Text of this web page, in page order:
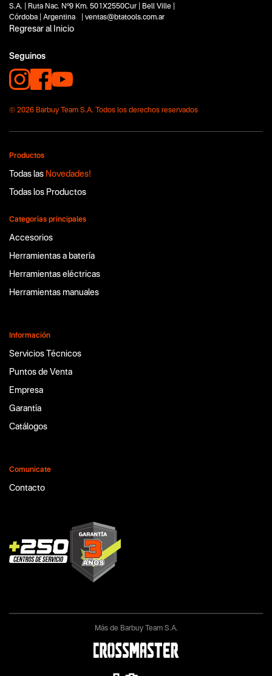
S.A. | Ruta Nac. Nº9 Km. 501X2550Cur | Bell Ville |
Córdoba | Argentina | ventas@btatools.com.ar
Regresar al Inicio
Seguinos
© 2026 Barbuy Team S.A. Todos los derechos reservados
Productos
Todas las Novedades!
Todas los Productos
Categorías principales
Accesorios
Herramientas a batería
Herramientas eléctricas
Herramientas manuales
Información
Servicios Técnicos
Puntos de Venta
Empresa
Garantía
Catálogos
Comunicate
Contacto
Más de Barbuy Team S.A.